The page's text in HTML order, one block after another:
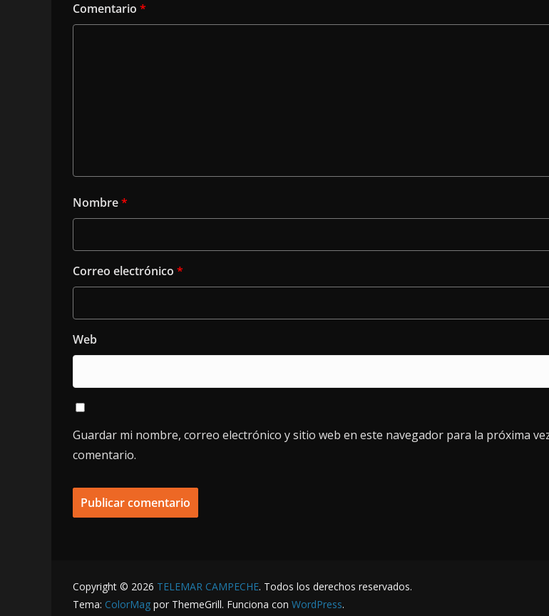
Comentario *
Nombre*
Correo electrónico *
Web
Guardar mi nombre, correo electrónico y sitio web en este navegador para la próxima
comentario.
Copyright © 2026 TELEMAR CAMPECHE. Todos los derechos reservados.
Tema: ColorMag por ThemeGrill. Funciona con WordPress.